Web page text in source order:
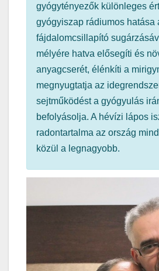
gyógytényezők különleges
gyógyiszap rádiumos hatása
fájdalomcsillapító
mélyére hatva elősegíti és
anyagcserét, élénkíti a
megnyugtatja az
sejtműködést a gyógyulás
befolyásolja. A hévízi lápos
radontartalma az ország
közül a legnagyobb.